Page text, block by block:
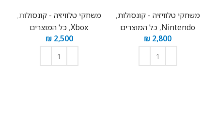
משחקי טלוויזיה - קונסולות,
Nintendo
, כל המוצרים
₪ 2,800
משחקי טלוויזיה - קונסולות,
Xbox
, כל המוצרים
₪2,500